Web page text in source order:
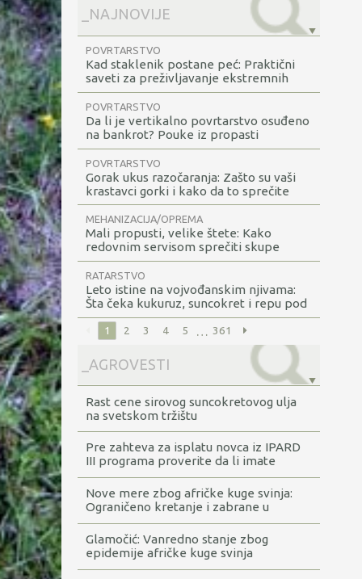
POVRTARSTVO
Kad staklenik postane peć: Praktični
saveti za preživljavanje ekstremnih
vrućina u plastenicima i staklenicima
POVRTARSTVO
Da li je vertikalno povrtarstvo osuđeno
na bankrot? Pouke iz propasti
vertikalnih farmi
POVRTARSTVO
Gorak ukus razočaranja: Zašto su vaši
krastavci gorki i kako da to sprečite
MEHANIZACIJA/OPREMA
Mali propusti, velike štete: Kako
redovnim servisom sprečiti skupe
kvarove u zaštićenom prostoru
RATARSTVO
Leto istine na vojvođanskim njivama:
Šta čeka kukuruz, suncokret i repu pod
vrelim suncem?
1 2 3 4 5 361
Rast cene sirovog suncokretovog ulja
na svetskom tržištu
Pre zahteva za isplatu novca iz IPARD
III programa proverite da li imate
dugovanja
Nove mere zbog afričke kuge svinja:
Ograničeno kretanje i zabrane u
šumama
Glamočić: Vanredno stanje zbog
epidemije afričke kuge svinja
proglašeno za sada u Rumi, Obrenovcu